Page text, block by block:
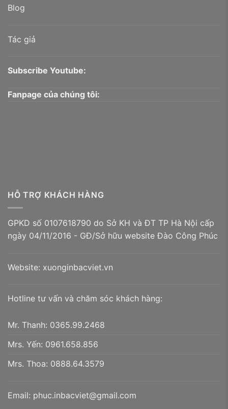
Blog
Tác giả
Subscribe Youtube:
Fanpage của chúng tôi:
HỖ TRỢ KHÁCH HÀNG
GPKD số 0107618790 do Sở KH và ĐT TP Hà Nội cấp
ngày 04/11/2016 - GĐ/Sở hữu website Đào Công Phúc
Website: xuonginbacviet.vn
Hotline tư vấn và chăm sóc khách hàng:
Mr. Thanh: 0365.99.2468
Mrs. Yến: 0961.658.856
Mrs. Thoa: 0888.64.3579
Email: phuc.inbacviet@gmail.com